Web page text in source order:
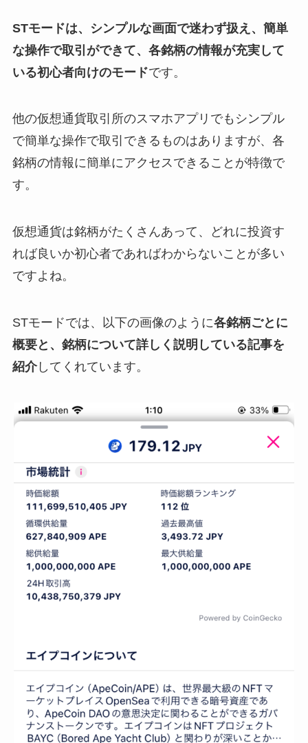
STモードは、シンプルな画面で迷わず扱え、簡単
な操作で取引ができて、各銘柄の情報が充実して
いる初心者向けのモードです。
他の仮想通貨取引所のスマホアプリでもシンプル
で簡単な操作で取引できるものはありますが、各
銘柄の情報に簡単にアクセスできることが特徴で
す。
仮想通貨は銘柄がたくさんあって、どれに投資す
れば良いか初心者であればわからないことが多い
ですよね。
STモードでは、以下の画像のように各銘柄ごとに
概要と、銘柄について詳しく説明している記事を
紹介してくれています。